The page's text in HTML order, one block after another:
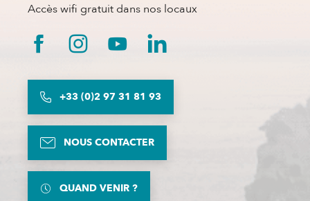
Accès wifi gratuit dans nos locaux
+33 (0)2 97 31 81 93
NOUS CONTACTER
QUAND VENIR ?